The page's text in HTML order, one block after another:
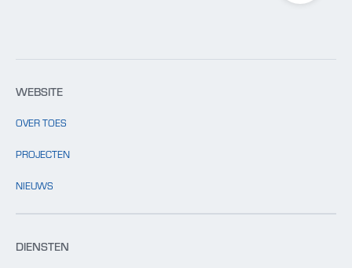
WEBSITE
OVER TOES
PROJECTEN
NIEUWS
DIENSTEN